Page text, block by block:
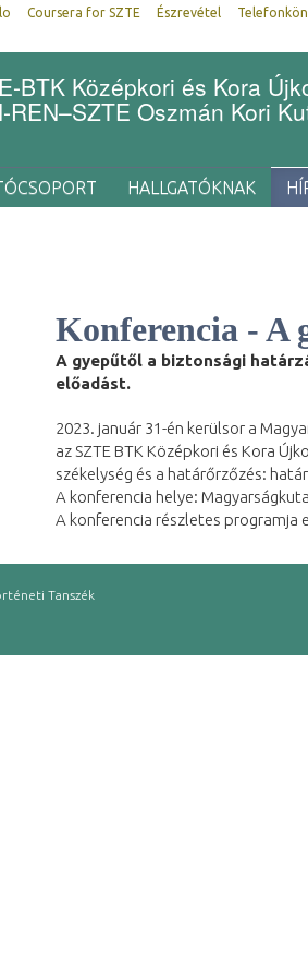
Coursera for SZTE Észrevétel
BTK Középkori és Kora
REN–SZTE Oszmán Kori
HALLGATÓKNAK
Konferencia - A
A gyepűtől a biztonsági
előadást.
2023. január 31-én kerülsor a
az SZTE BTK Középkori és Kora
székelység és a határőrzőzés:
A konferencia helye:
A konferencia részletes programja
Tanszék